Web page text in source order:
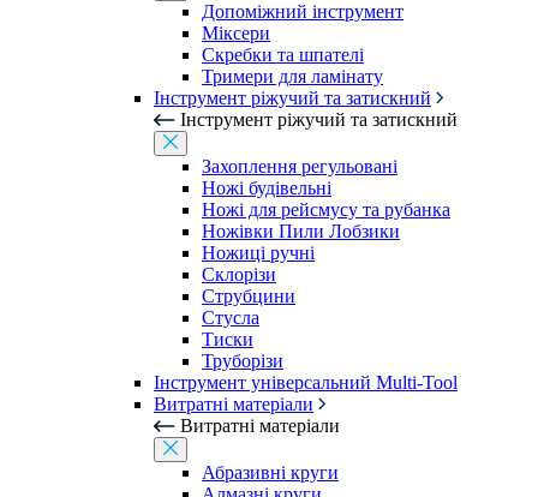
Допоміжний інструмент
Міксери
Скребки та шпателі
Тримери для ламінату
Інструмент ріжучий та затискний
Інструмент ріжучий та затискний
Захоплення регульовані
Ножі будівельні
Ножі для рейсмусу та рубанка
Ножівки Пили Лобзики
Ножиці ручні
Склорізи
Струбцини
Стусла
Тиски
Труборізи
Інструмент універсальний Multi-Tool
Витратні матеріали
Витратні матеріали
Абразивні круги